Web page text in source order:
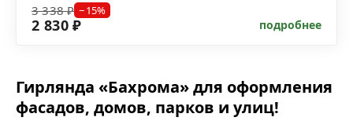
3 338 ₽ −15%
2 830 ₽ подробнее
Гирлянда «Бахрома» для оформления
фасадов, домов, парков и улиц!